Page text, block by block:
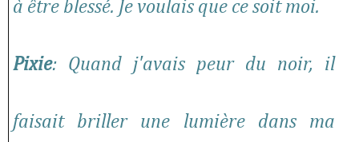
à être blessé. Je voulais que ce soit moi.
Pixie: Quand j'avais peur du noir, il
faisait briller une lumière dans ma